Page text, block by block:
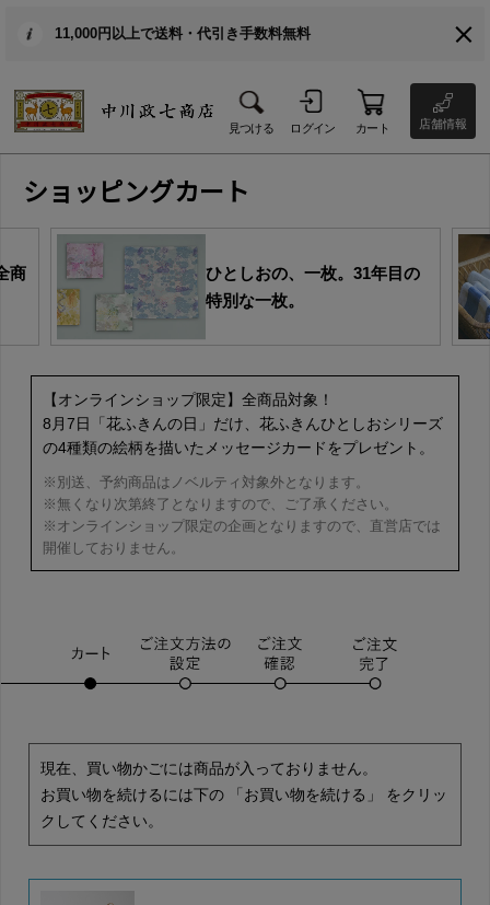
11,000円以上で送料・代引き手数料無料
見つける ログイン カート 店舗情報
ショッピングカート
商
ひとしおの、一枚。31年目の
特別な一枚。
【オンラインショップ限定】全商品対象！
8月7日「花ふきんの日」だけ、花ふきんひとしおシリーズ
の4種類の絵柄を描いたメッセージカードをプレゼント。
※別送、予約商品はノベルティ対象外となります。
※無くなり次第終了となりますので、ご了承ください。
※オンラインショップ限定の企画となりますので、直営店では
開催しておりません。
現在、買い物かごには商品が入っておりません。
お買い物を続けるには下の 「お買い物を続ける」 をクリッ
クしてください。